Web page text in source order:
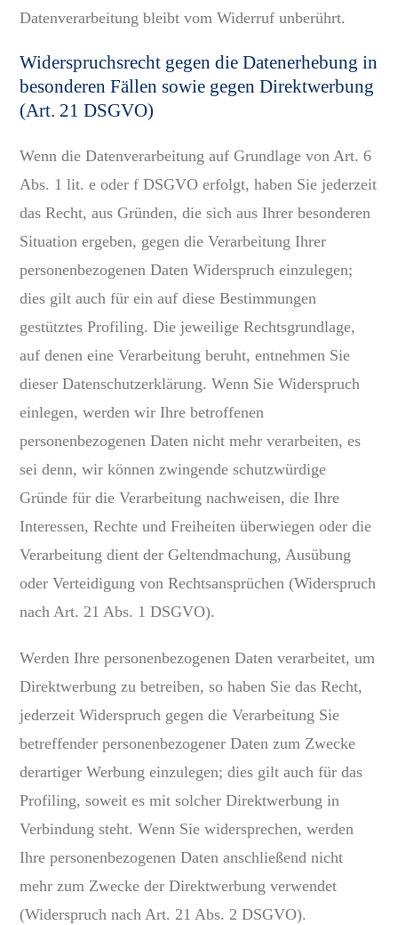
Datenverarbeitung bleibt vom Widerruf unberührt.
Widerspruchsrecht gegen die Datenerhebung in
besonderen Fällen sowie gegen Direktwerbung
(Art. 21 DSGVO)
Wenn die Datenverarbeitung auf Grundlage von Art. 6
Abs. 1 lit. e oder f DSGVO erfolgt, haben Sie jederzeit
das Recht, aus Gründen, die sich aus Ihrer besonderen
Situation ergeben, gegen die Verarbeitung Ihrer
personenbezogenen Daten Widerspruch einzulegen;
dies gilt auch für ein auf diese Bestimmungen
gestütztes Profiling. Die jeweilige Rechtsgrundlage,
auf denen eine Verarbeitung beruht, entnehmen Sie
dieser Datenschutzerklärung. Wenn Sie Widerspruch
einlegen, werden wir Ihre betroffenen
personenbezogenen Daten nicht mehr verarbeiten, es
sei denn, wir können zwingende schutzwürdige
Gründe für die Verarbeitung nachweisen, die Ihre
Interessen, Rechte und Freiheiten überwiegen oder die
Verarbeitung dient der Geltendmachung, Ausübung
oder Verteidigung von Rechtsansprüchen (Widerspruch
nach Art. 21 Abs. 1 DSGVO).
Werden Ihre personenbezogenen Daten verarbeitet, um
Direktwerbung zu betreiben, so haben Sie das Recht,
jederzeit Widerspruch gegen die Verarbeitung Sie
betreffender personenbezogener Daten zum Zwecke
derartiger Werbung einzulegen; dies gilt auch für das
Profiling, soweit es mit solcher Direktwerbung in
Verbindung steht. Wenn Sie widersprechen, werden
Ihre personenbezogenen Daten anschließend nicht
mehr zum Zwecke der Direktwerbung verwendet
(Widerspruch nach Art. 21 Abs. 2 DSGVO).